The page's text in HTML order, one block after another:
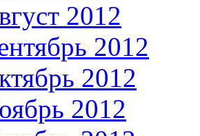
2012
2012
2012
2012